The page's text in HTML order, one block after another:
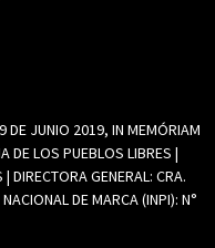
DE JUNIO 2019, IN MEMÓRIAM
DE LOS PUEBLOS LIBRES |
DIRECTORA GENERAL: CRA.
DE MARCA (INPI): N°